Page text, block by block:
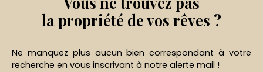
la propriété de vos rêves ?
Ne manquez plus aucun bien correspondant à votre
recherche en vous inscrivant à notre alerte mail !